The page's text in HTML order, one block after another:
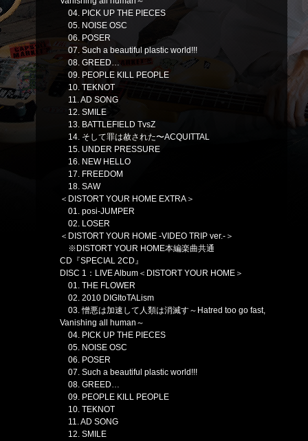
04. PICK UP THE PIECES
05. NOISE OSC
06. POSER
07. Such a beautiful plastic world!!!
08. GREED…
09. PEOPLE KILL PEOPLE
10. TEKNOT
11. AD SONG
12. SMILE
13. BATTLEFIELD TvsZ
14. そして罪は赦された〜ACQUITTAL
15. UNDER PRESSURE
16. NEW HELLO
17. FREEDOM
18. SAW
＜DISTORT YOUR HOME EXTRA＞
01. posi-JUMPER
02. LOSER
＜DISTORT YOUR HOME -VIDEO TRIP ver.-＞
※DISTORT YOUR HOME本編楽曲共通
CD『SPECIAL 2CD』
DISC 1：LIVE Album＜DISTORT YOUR HOME＞
01. THE FLOWER
02. 2010 DIGItoTALism
03. 憎悪は加速して人類は消滅す～Hatred too go fast,
Vanishing all human～
04. PICK UP THE PIECES
05. NOISE OSC
06. POSER
07. Such a beautiful plastic world!!!
08. GREED…
09. PEOPLE KILL PEOPLE
10. TEKNOT
11. AD SONG
12. SMILE